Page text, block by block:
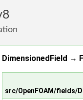
8
Foundation
DimensionedField →
src/OpenFOAM/fields/